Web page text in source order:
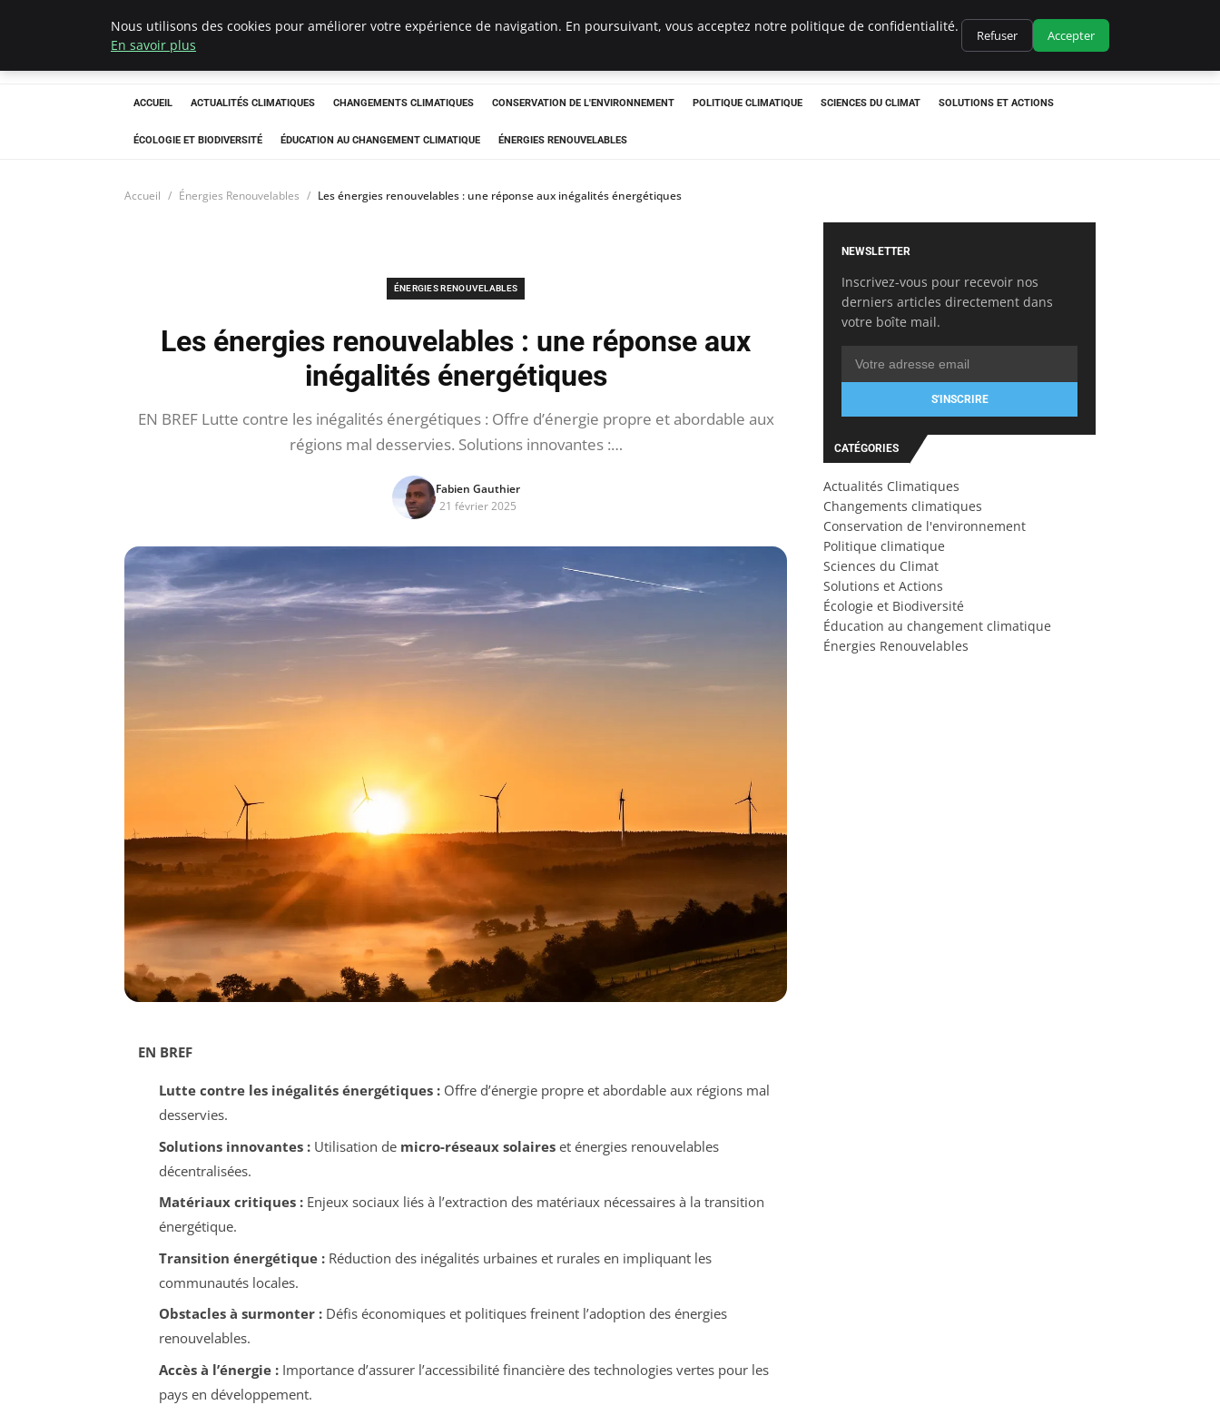
Climatedebtagents
ACCUEIL ACTUALITÉS CLIMATIQUES CHANGEMENTS CLIMATIQUES CONSERVATION DE L'ENVIRONNEMENT POLITIQUE CLIMATIQUE SCIENCES DU CLIMAT SOLUTIONS ET ACTIONS
ÉCOLOGIE ET BIODIVERSITÉ ÉDUCATION AU CHANGEMENT CLIMATIQUE ÉNERGIES RENOUVELABLES
Accueil Énergies Renouvelables Les énergies renouvelables : une réponse aux inégalités énergétiques
ÉNERGIES RENOUVELABLES
Les énergies renouvelables : une réponse aux
inégalités énergétiques
EN BREF Lutte contre les inégalités énergétiques : Offre d’énergie propre et abordable aux
régions mal desservies. Solutions innovantes :…
Fabien Gauthier
21 février 2025
EN BREF
Lutte contre les inégalités énergétiques :Offre d’énergie propre et abordable aux régions mal
desservies.
Solutions innovantes :Utilisation de micro-réseaux solaireset énergies renouvelables
décentralisées.
Matériaux critiques :Enjeux sociaux liés à l’extraction des matériaux nécessaires à la transition
énergétique.
Transition énergétique :Réduction des inégalités urbaines et rurales en impliquant les
communautés locales.
Obstacles à surmonter :Défis économiques et politiques freinent l’adoption des énergies
renouvelables.
Accès à l’énergie :Importance d’assurer l’accessibilité financière des technologies vertes pour les
pays en développement.
NEWSLETTER
Inscrivez-vous pour recevoir nos
derniers articles directement dans
votre boîte mail.
S'INSCRIRE
CATÉGORIES
Actualités Climatiques
Changements climatiques
Conservation de l'environnement
Politique climatique
Sciences du Climat
Solutions et Actions
Écologie et Biodiversité
Éducation au changement climatique
Énergies Renouvelables
Nous utilisons des cookies pour améliorer votre expérience de navigation. En poursuivant, vous acceptez notre politique de confidentialité.
En savoir plus
Refuser Accepter